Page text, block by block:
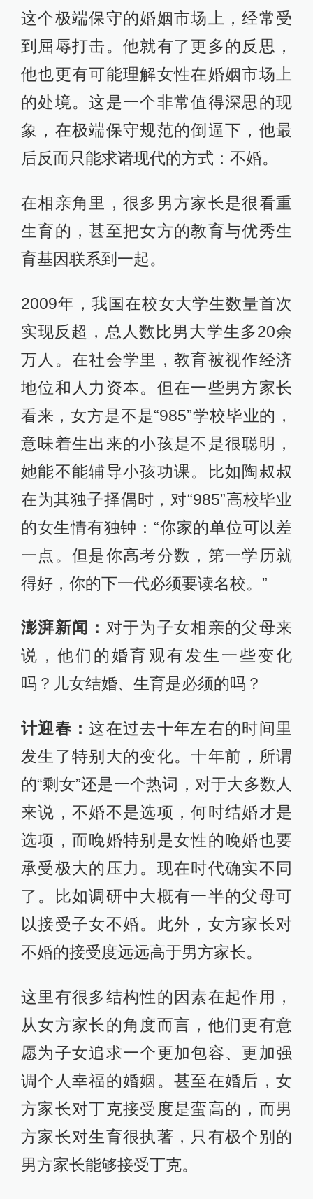
这个极端保守的婚姻市场上，经常受
到屈辱打击。他就有了更多的反思，
他也更有可能理解女性在婚姻市场上
的处境。这是一个非常值得深思的现
象，在极端保守规范的倒逼下，他最
后反而只能求诸现代的方式：不婚。
在相亲角里，很多男方家长是很看重
生育的，甚至把女方的教育与优秀生
育基因联系到一起。
2009年，我国在校女大学生数量首次
实现反超，总人数比男大学生多20余
万人。在社会学里，教育被视作经济
地位和人力资本。但在一些男方家长
看来，女方是不是“985”学校毕业的，
意味着生出来的小孩是不是很聪明，
她能不能辅导小孩功课。比如陶叔叔
在为其独子择偶时，对“985”高校毕业
的女生情有独钟：“你家的单位可以差
一点。但是你高考分数，第一学历就
得好，你的下一代必须要读名校。”
澎湃新闻： 对于为子女相亲的父母来
说，他们的婚育观有发生一些变化
吗？儿女结婚、生育是必须的吗？
计迎春：这在过去十年左右的时间里
发生了特别大的变化。十年前，所谓
的“剩女”还是一个热词，对于大多数人
来说，不婚不是选项，何时结婚才是
选项，而晚婚特别是女性的晚婚也要
承受极大的压力。现在时代确实不同
了。比如调研中大概有一半的父母可
以接受子女不婚。此外，女方家长对
不婚的接受度远远高于男方家长。
这里有很多结构性的因素在起作用，
从女方家长的角度而言，他们更有意
愿为子女追求一个更加包容、更加强
调个人幸福的婚姻。甚至在婚后，女
方家长对丁克接受度是蛮高的，而男
方家长对生育很执著，只有极个别的
男方家长能够接受丁克。